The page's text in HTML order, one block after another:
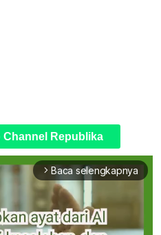
Channel Republika
arrow_forward_ios Baca selengkapnya